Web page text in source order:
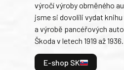
výročí výroby obrněného
jsme si dovolili vydat
a výrobě pancéřových
Škoda v letech 1919 až 1936.
E-shop SK